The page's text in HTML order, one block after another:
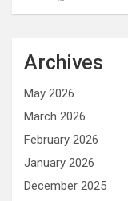
Archives
May 2026
March 2026
February 2026
January 2026
December 2025